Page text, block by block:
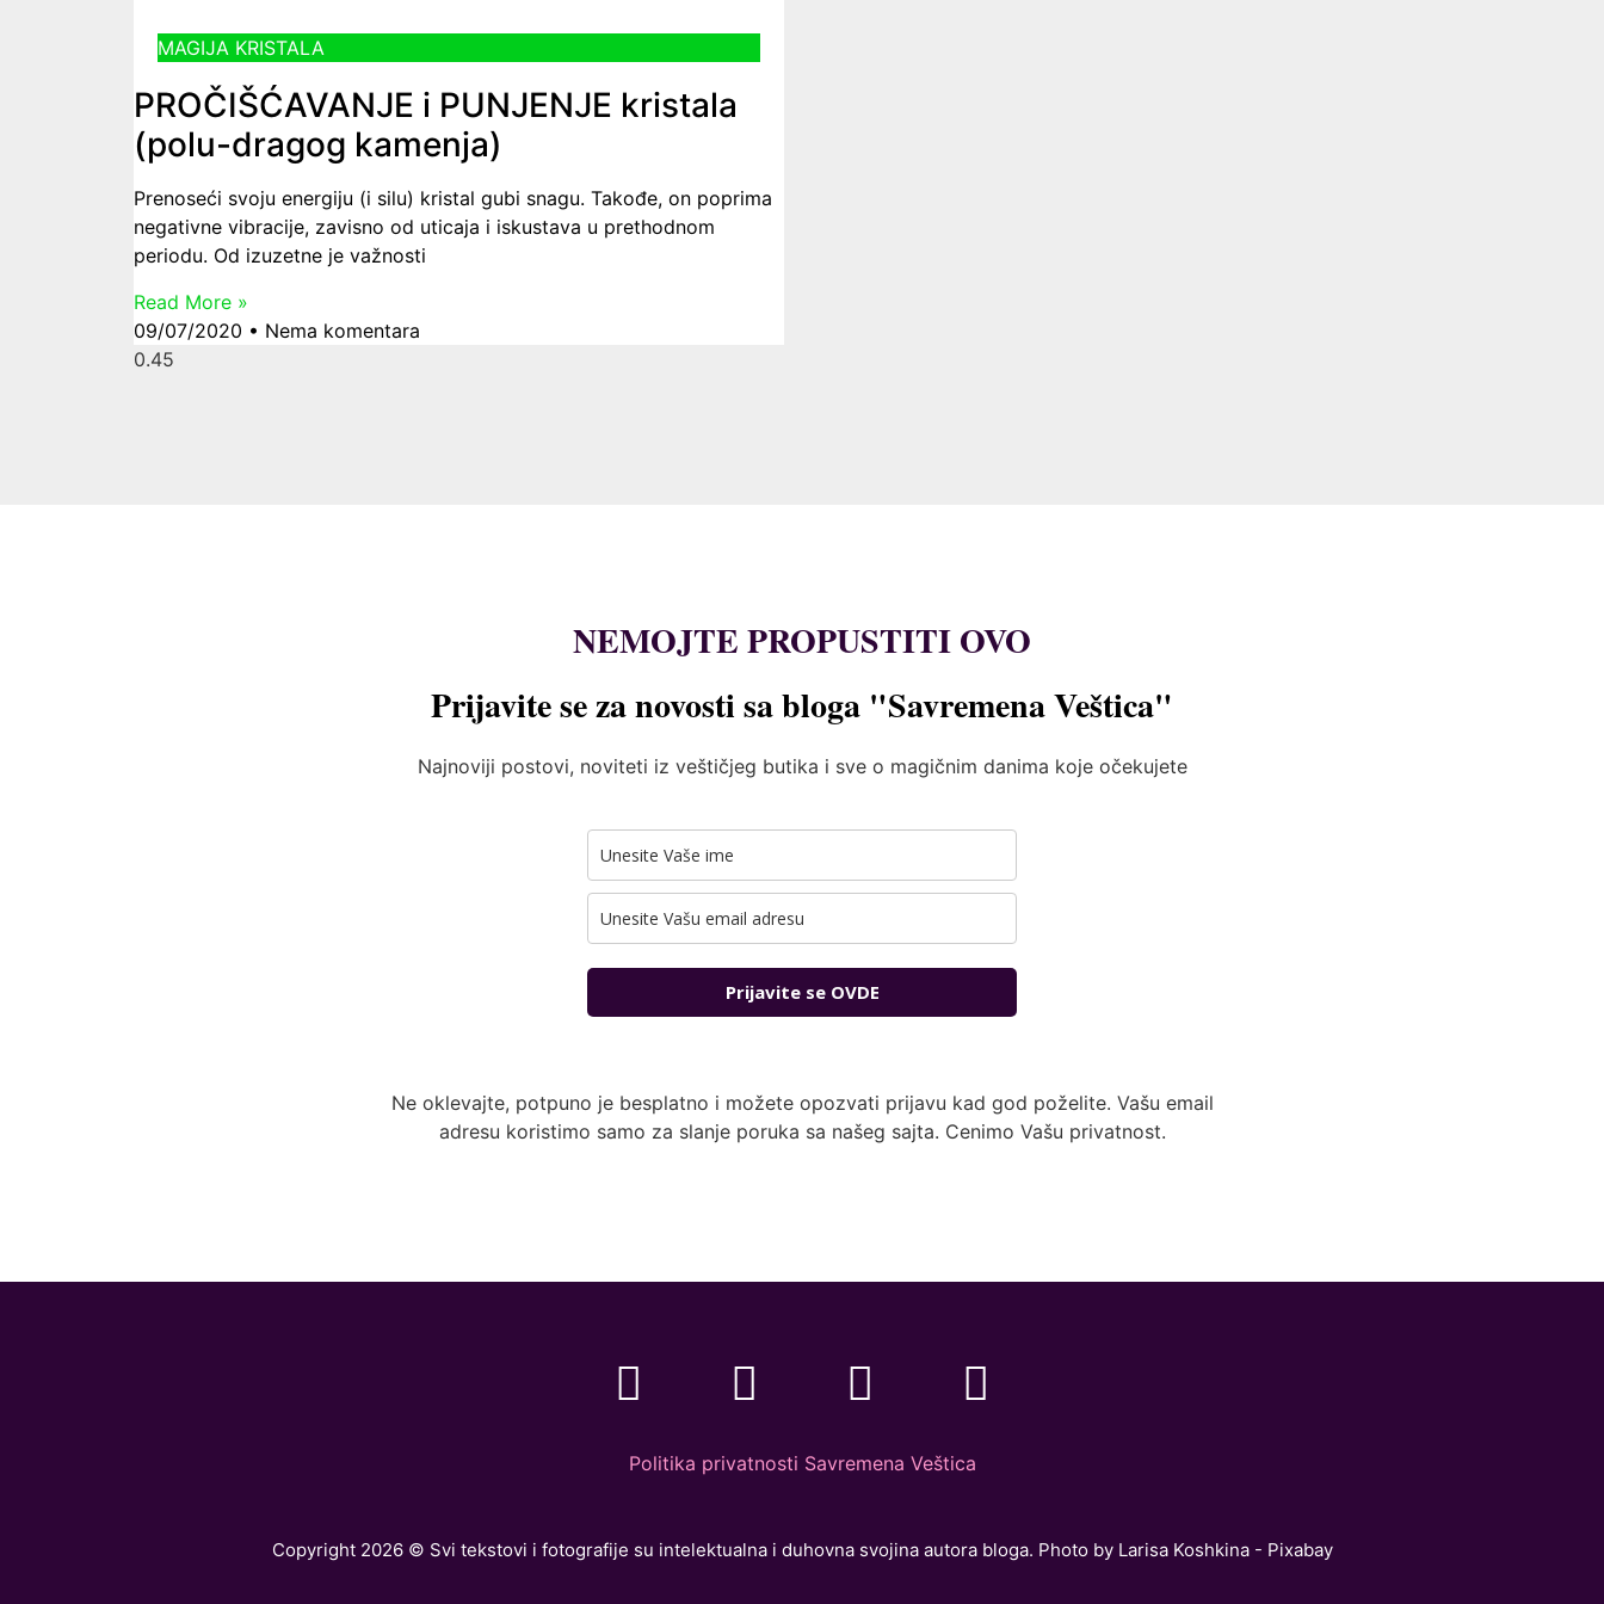
MAGIJA KRISTALA
PROČIŠĆAVANJE i PUNJENJE kristala
(polu-dragog kamenja)
Prenoseći svoju energiju (i silu) kristal gubi snagu. Takođe, on poprima
negativne vibracije, zavisno od uticaja i iskustava u prethodnom
periodu. Od izuzetne je važnosti
Read More »
09/07/2020
Nema komentara
NEMOJTE PROPUSTITI OVO
Prijavite se za novosti sa bloga "Savremena Veštica"
Najnoviji postovi, noviteti iz veštičjeg butika i sve o magičnim danima koje očekujete
Prijavite se OVDE
Ne oklevajte, potpuno je besplatno i možete opozvati prijavu kad god poželite. Vašu email
adresu koristimo samo za slanje poruka sa našeg sajta. Cenimo Vašu privatnost.
Politika privatnosti Savremena Veštica
Copyright 2026 © Svi tekstovi i fotografije su intelektualna i duhovna svojina autora bloga. Photo by Larisa Koshkina - Pixabay